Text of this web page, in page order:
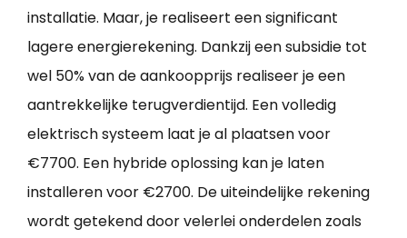
installatie. Maar, je realiseert een significant
lagere energierekening. Dankzij een subsidie tot
wel 50% van de aankoopprijs realiseer je een
aantrekkelijke terugverdientijd. Een volledig
elektrisch systeem laat je al plaatsen voor
€7700. Een hybride oplossing kan je laten
installeren voor €2700. De uiteindelijke rekening
wordt getekend door velerlei onderdelen zoals